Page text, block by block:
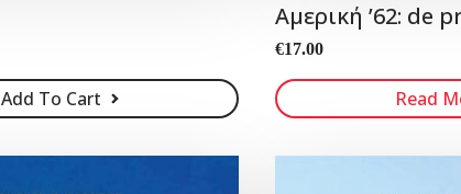
Add To Cart
Αμερική ’62: de
€17.00
Read